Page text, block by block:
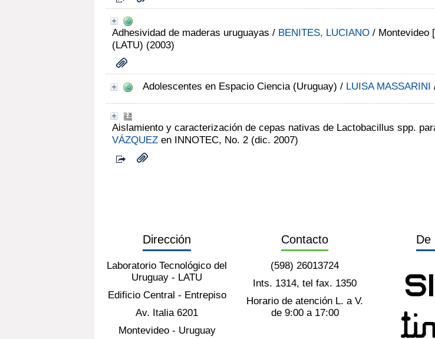
Adhesividad de maderas uruguayas / BENITES, LUCIANO / Montevideo
(LATU) (2003)
Adolescentes en Espacio Ciencia (Uruguay) / LUISA MASSARINI
Aislamiento y caracterización de cepas nativas de Lactobacillus spp.
VÁZQUEZ en INNOTEC, No. 2 (dic. 2007)
Dirección
Laboratorio Tecnológico del
Uruguay - LATU
Edificio Central - Entrepiso
Av. Italia 6201
Montevideo - Uruguay
Contacto
(598) 26013724
Ints. 1314, tel fax. 1350
Horario de atención L. a V.
de 9:00 a 17:00
De